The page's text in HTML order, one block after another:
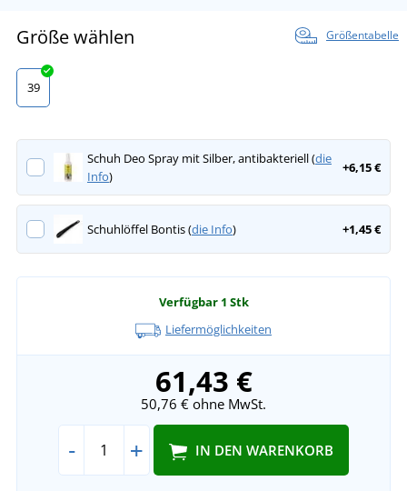
Größe wählen Größentabelle
39
Schuh Deo Spray mit Silber, antibakteriell (die
Info)
+6,15 €
Schuhlöffel Bontis (die Info) +1,45 €
Verfügbar 1 Stk
Liefermöglichkeiten
61,43 €
50,76 € ohne MwSt.
- + IN DEN WARENKORB